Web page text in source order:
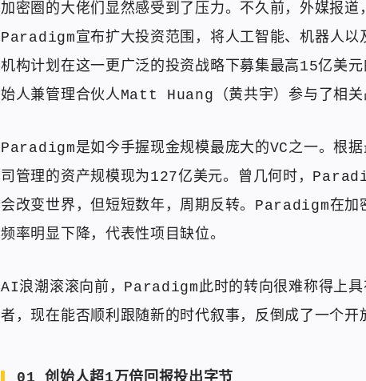
加密圈的大佬们显然感受到了压力。不久前，外媒报道
Paradigm宣布扩大投资范围，将人工智能、机器人以
机构计划在这一更广泛的投资战略下募集最高15亿美
始人兼管理合伙人Matt Huang（黄共宇）参与了相关
Paradigm是如今手握现金规模最庞大的VC之一。根
司管理的资产规模现为127亿美元。曾几何时，
会改变世界，但短短数年，周期反转。Paradigm在加
频率明显下降，代表性项目缺位。
AI浪潮滚滚向前，Paradigm此时的转向很难称得上具
者，现在能否顺利跟随新的时代叙事，反倒成了一个开